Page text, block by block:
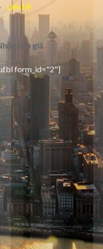
Liên hệ
báo giá
form_id="2"]